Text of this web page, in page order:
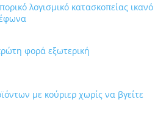
λογισμικό κατασκοπείας ικανό
φορά εξωτερική
με κούριερ χωρίς να βγείτε